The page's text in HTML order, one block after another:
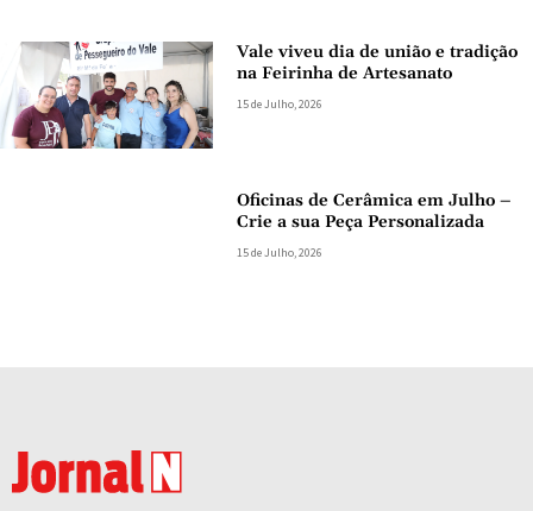
Vale viveu dia de união e tradição
na Feirinha de Artesanato
15 de Julho, 2026
Oficinas de Cerâmica em Julho –
Crie a sua Peça Personalizada
15 de Julho, 2026